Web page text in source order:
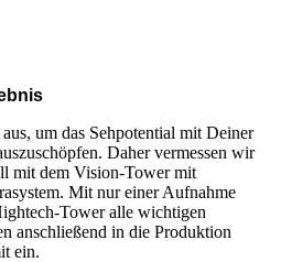
um das Sehpotential mit Deiner
Daher vermessen wir
mit dem Vision-Tower mit
Mit nur einer Aufnahme
Tower alle wichtigen
anschließend in die Produktion
ein.